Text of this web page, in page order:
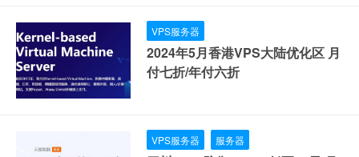
VPS服务器
2024年5月香港VPS大陆优化区 月
付七折/年付六折
VPS服务器 服务器